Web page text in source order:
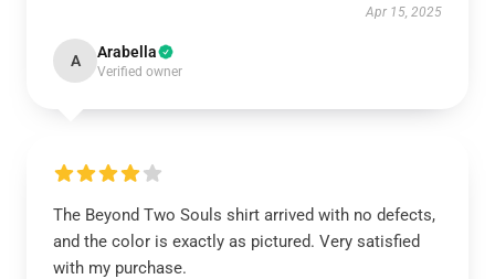
Apr 15, 2025
A Arabella
Verified owner
The Beyond Two Souls shirt arrived with no defects,
and the color is exactly as pictured. Very satisfied
with my purchase.